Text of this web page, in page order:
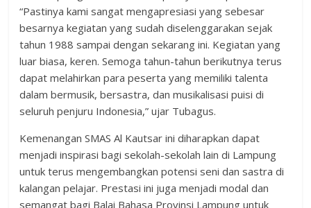
“Pastinya kami sangat mengapresiasi yang sebesar
besarnya kegiatan yang sudah diselenggarakan sejak
tahun 1988 sampai dengan sekarang ini. Kegiatan yang
luar biasa, keren. Semoga tahun-tahun berikutnya terus
dapat melahirkan para peserta yang memiliki talenta
dalam bermusik, bersastra, dan musikalisasi puisi di
seluruh penjuru Indonesia,” ujar Tubagus.
Kemenangan SMAS Al Kautsar ini diharapkan dapat
menjadi inspirasi bagi sekolah-sekolah lain di Lampung
untuk terus mengembangkan potensi seni dan sastra di
kalangan pelajar. Prestasi ini juga menjadi modal dan
semangat bagi Balai Bahasa Provinsi Lampung untuk